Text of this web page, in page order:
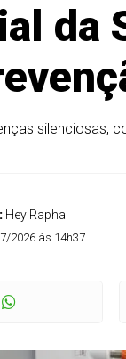
da
silenciosas,
Hey Rapha
2026 às 14h37